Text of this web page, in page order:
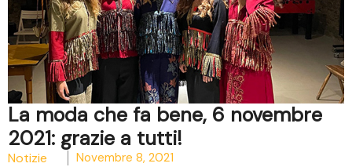
La moda che fa bene, 6 novembre
2021: grazie a tutti!
Notizie Novembre 8, 2021